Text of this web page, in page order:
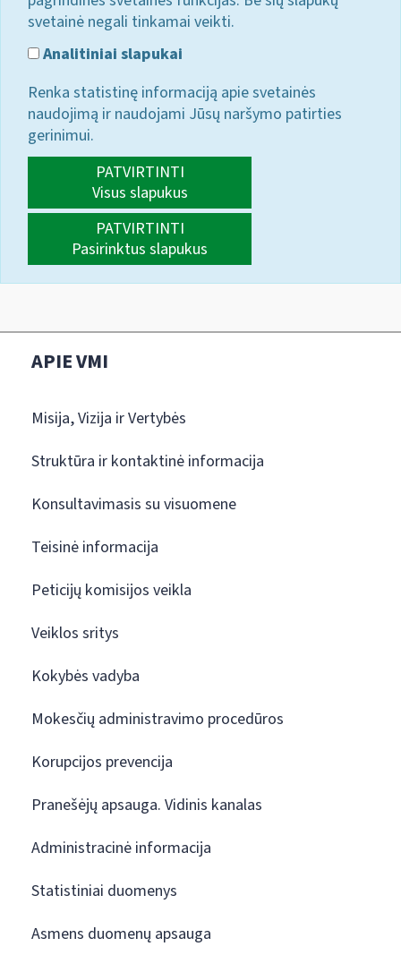
svetainė negali tinkamai veikti.
Analitiniai slapukai
Renka statistinę informaciją apie svetainės
naudojimą ir naudojami Jūsų naršymo patirties
gerinimui.
PATVIRTINTI
Visus slapukus
PATVIRTINTI
Pasirinktus slapukus
APIE VMI
Misija, Vizija ir Vertybės
Struktūra ir kontaktinė informacija
Konsultavimasis su visuomene
Teisinė informacija
Peticijų komisijos veikla
Veiklos sritys
Kokybės vadyba
Mokesčių administravimo procedūros
Korupcijos prevencija
Pranešėjų apsauga. Vidinis kanalas
Administracinė informacija
Statistiniai duomenys
Asmens duomenų apsauga